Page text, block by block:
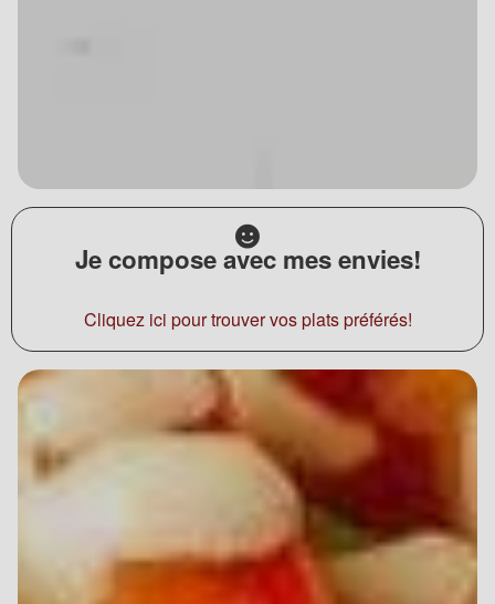
Je compose avec mes envies!
Cliquez ici pour trouver vos plats préférés!